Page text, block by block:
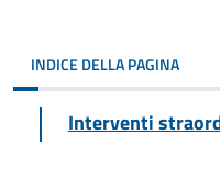
INDICE DELLA PAGINA
Interventi